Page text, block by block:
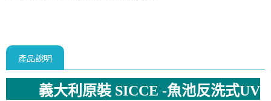
產品說明
義大利原裝 SICCE -魚池反洗式UV